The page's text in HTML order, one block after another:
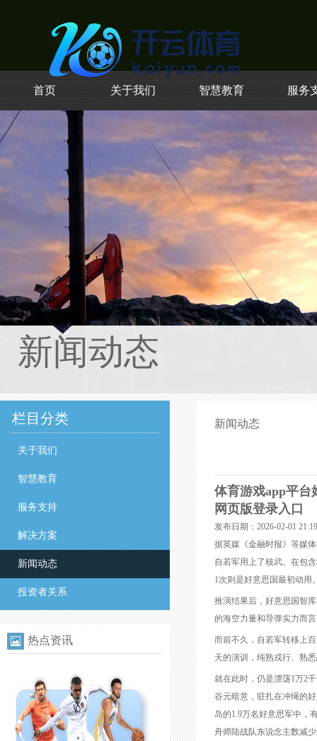
首页 关于我们 智慧教育 服务
新闻动态
栏目分类
关于我们
智慧教育
服务支持
解决方案
新闻动态
投资者关系
热点资讯
新闻动态
体育游戏app平台
网页版登录入口
发布日期：2026-02-01
据英媒《金融时报》等媒
自若军用上了核武。在包
1次则是好意思国最初动用
推演结果后，好意思国智
的海空力量和导弹实力而
而前不久，自若军转移上
天的演训，纯熟戎行、熟
就在此时，仍是漂荡1万2
谷元暗意，驻扎在冲绳的
岛的1.9万名好意思军中，
舟师陆战队东说念主数减